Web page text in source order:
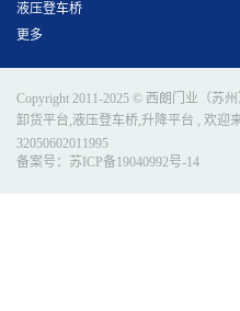
液压登车桥
更多
Copyright 2011-2025 © 西朗门业（苏
卸货平台,液压登车桥,升降平台 , 欢迎
32050602011995
备案号： 苏ICP备19040992号-14